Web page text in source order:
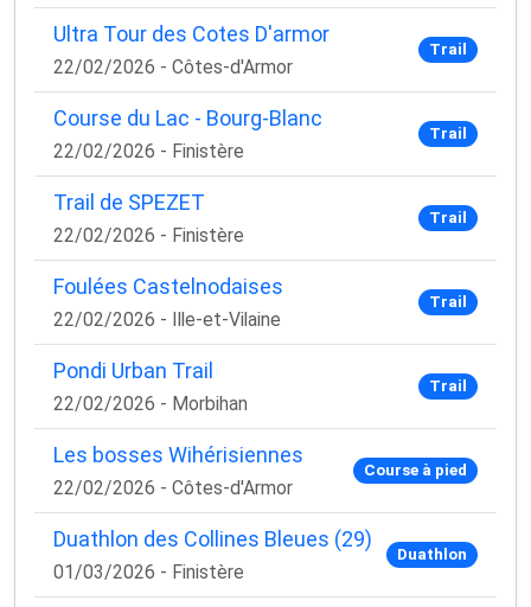
Ultra Tour des Cotes D'armor
22/02/2026 - Côtes-d'Armor
Trail
Course du Lac - Bourg-Blanc
22/02/2026 - Finistère
Trail
Trail de SPEZET
22/02/2026 - Finistère
Trail
Foulées Castelnodaises
22/02/2026 - Ille-et-Vilaine
Trail
Pondi Urban Trail
22/02/2026 - Morbihan
Trail
Les bosses Wihérisiennes
22/02/2026 - Côtes-d'Armor
Course à pied
Duathlon des Collines Bleues (29)
01/03/2026 - Finistère
Duathlon